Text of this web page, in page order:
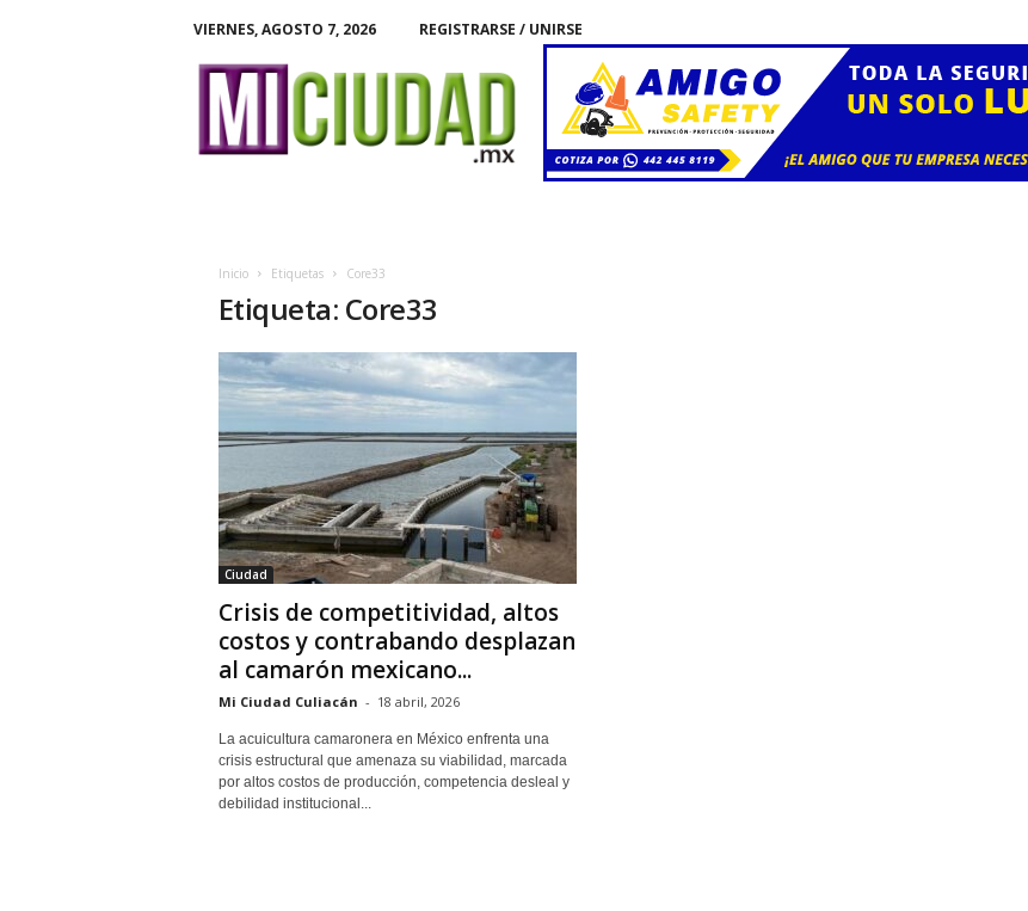
VIERNES, AGOSTO 7, 2026 REGISTRARSE / UNIRSE
u
Inicio Etiquetas Core33
Etiqueta: Core33
Ciudad
Crisis de competitividad, altos
costos y contrabando desplazan
al camarón mexicano...
Mi Ciudad Culiacán - 18 abril, 2026
La acuicultura camaronera en México enfrenta una
crisis estructural que amenaza su viabilidad, marcada
por altos costos de producción, competencia desleal y
debilidad institucional...